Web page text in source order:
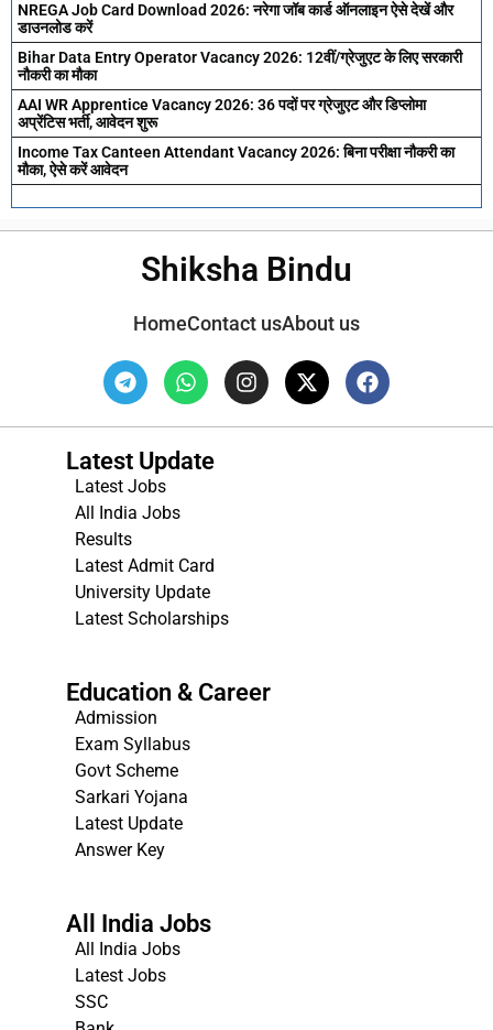
NREGA Job Card Download 2026: नरेगा जॉब कार्ड ऑनलाइन ऐसे देखें और
डाउनलोड करें
Bihar Data Entry Operator Vacancy 2026: 12वीं/ग्रेजुएट के लिए सरकारी
नौकरी का मौका
AAI WR Apprentice Vacancy 2026: 36 पदों पर ग्रेजुएट और डिप्लोमा
अप्रेंटिस भर्ती, आवेदन शुरू
Income Tax Canteen Attendant Vacancy 2026: बिना परीक्षा नौकरी का
मौका, ऐसे करें आवेदन
Shiksha Bindu
HomeContact usAbout us
Latest Update
Latest Jobs
All India Jobs
Results
Latest Admit Card
University Update
Latest Scholarships
Education & Career
Admission
Exam Syllabus
Govt Scheme
Sarkari Yojana
Latest Update
Answer Key
All India Jobs
All India Jobs
Latest Jobs
SSC